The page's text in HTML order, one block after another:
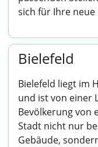
sich für Ihre
Bielefeld
Bielefeld liegt im
und ist von einer
Bevölkerung von
Stadt nicht nur
Gebäude,